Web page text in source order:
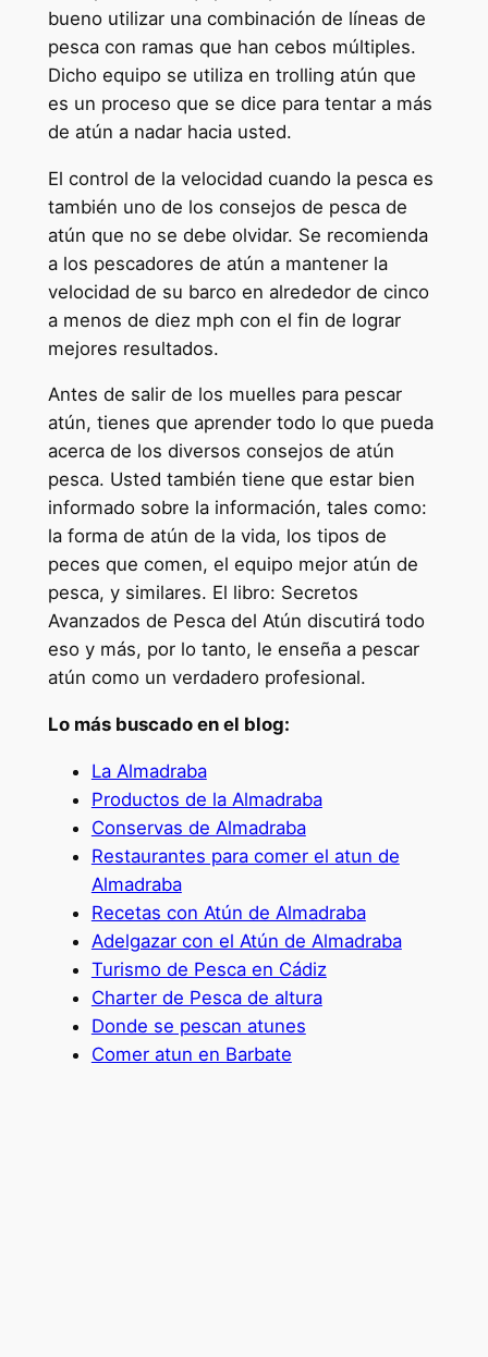
bueno utilizar una combinación de líneas de
pesca con ramas que han cebos múltiples.
Dicho equipo se utiliza en trolling atún que
es un proceso que se dice para tentar a más
de atún a nadar hacia usted.
El control de la velocidad cuando la pesca es
también uno de los consejos de pesca de
atún que no se debe olvidar. Se recomienda
a los pescadores de atún a mantener la
velocidad de su barco en alrededor de cinco
a menos de diez mph con el fin de lograr
mejores resultados.
Antes de salir de los muelles para pescar
atún, tienes que aprender todo lo que pueda
acerca de los diversos consejos de atún
pesca. Usted también tiene que estar bien
informado sobre la información, tales como:
la forma de atún de la vida, los tipos de
peces que comen, el equipo mejor atún de
pesca, y similares. El libro: Secretos
Avanzados de Pesca del Atún discutirá todo
eso y más, por lo tanto, le enseña a pescar
atún como un verdadero profesional.
Lo más buscado en el blog:
La Almadraba
Productos de la Almadraba
Conservas de Almadraba
Restaurantes para comer el atun de
Almadraba
Recetas con Atún de Almadraba
Adelgazar con el Atún de Almadraba
Turismo de Pesca en Cádiz
Charter de Pesca de altura
Donde se pescan atunes
Comer atun en Barbate